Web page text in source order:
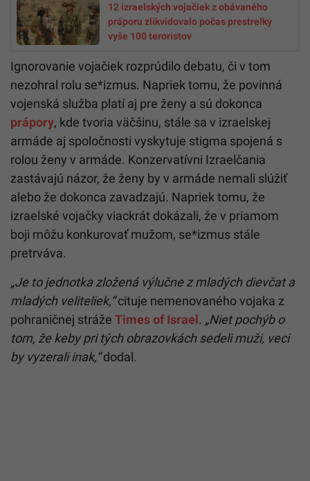
12 izraelských vojačiek z obávaného
práporu zlikvidovalo počas prestrelky
vyše 100 teroristov
Ignorovanie vojačiek rozprúdilo debatu, či v tom
nezohral rolu se*izmus. Napriek tomu, že povinná
vojenská služba platí aj pre ženy a sú dokonca
prápory, kde tvoria väčšinu, stále sa v izraelskej
armáde aj spoločnosti vyskytuje stigma spojená s
rolou ženy v armáde. Konzervatívni Izraelčania
zastávajú názor, že ženy by v armáde nemali slúžiť
alebo že dokonca zavadzajú. Napriek tomu, že
izraelské vojačky viackrát dokázali, že v priamom
boji môžu konkurovať mužom, se*izmus stále
pretrváva.
„Je to jednotka zložená výlučne z mladých dievčat a
mladých veliteliek,“cituje nemenovaného vojaka z
pohraničnej stráže Times of Israel. „Niet pochýb o
tom, že keby pri tých obrazovkách sedeli muži, veci
by vyzerali inak,“dodal.